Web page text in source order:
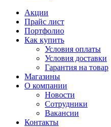
Акции
Прайс лист
Портфолио
Как купить
Условия оплаты
Условия доставки
Гарантия на товар
Магазины
О компании
Новости
Сотрудники
Вакансии
Контакты